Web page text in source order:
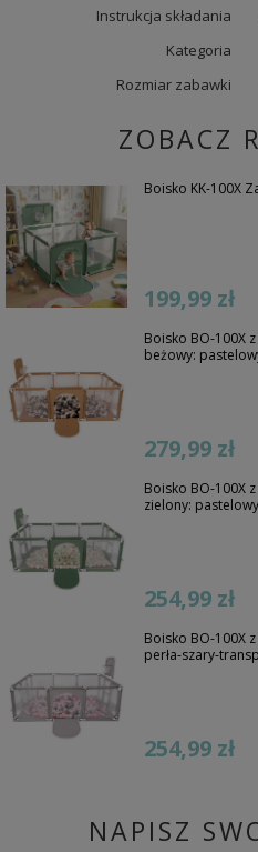
Instrukcja składania
Kategoria
Rozmiar zabawki
ZOBACZ
Boisko KK-100X
199,99 zł
Boisko BO-100X
beżowy:
279,99 zł
Boisko BO-100X
zielony:
254,99 zł
Boisko BO-100X
perła-szary-
254,99 zł
NAPISZ